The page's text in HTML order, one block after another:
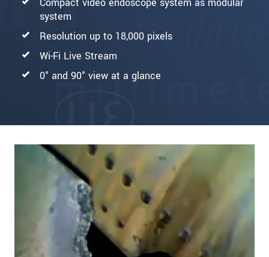
Compact video endoscope system as modular
system
Resolution up to 18,000 pixels
Wi-Fi Live Stream
0° and 90° view at a glance